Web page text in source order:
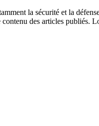
la sécurité et la
des articles publiés.